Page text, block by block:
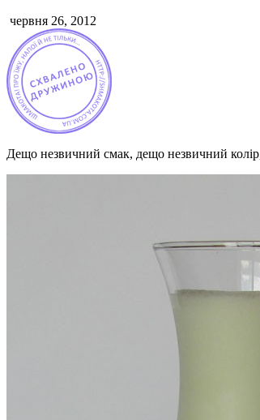
червня 26, 2012
Дещо незвичний смак, дещо незвичний